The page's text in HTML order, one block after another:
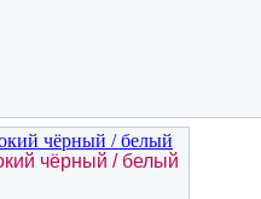
чёрный / белый